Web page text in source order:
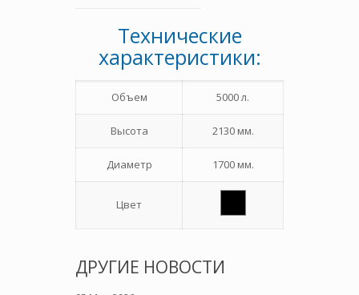
Технические
характеристики:
Объем 5000 л.
Высота 2130 мм.
Диаметр 1700 мм.
Цвет
ДРУГИЕ НОВОСТИ